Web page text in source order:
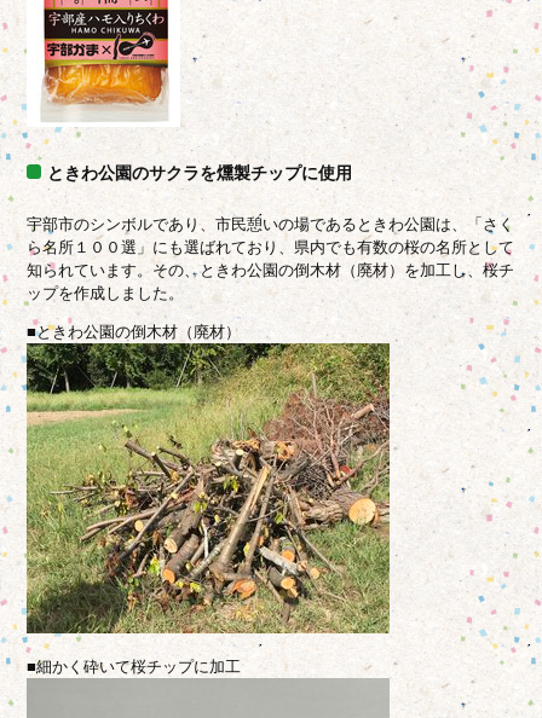
ときわ公園のサクラを燻製チップに使用
宇部市のシンボルであり、市民憩いの場であるときわ公園は、 「さく
ら名所１００選」にも選ばれており、県内でも有数の桜の名所として
知られています。その、ときわ公園の倒木材（廃材） を加工し、桜チ
ップを作成しました。
■ときわ公園の倒木材（廃材）
■細かく砕いて桜チップに加工